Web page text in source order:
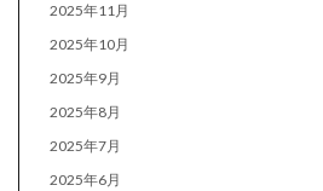
2025年11月
2025年10月
2025年9月
2025年8月
2025年7月
2025年6月